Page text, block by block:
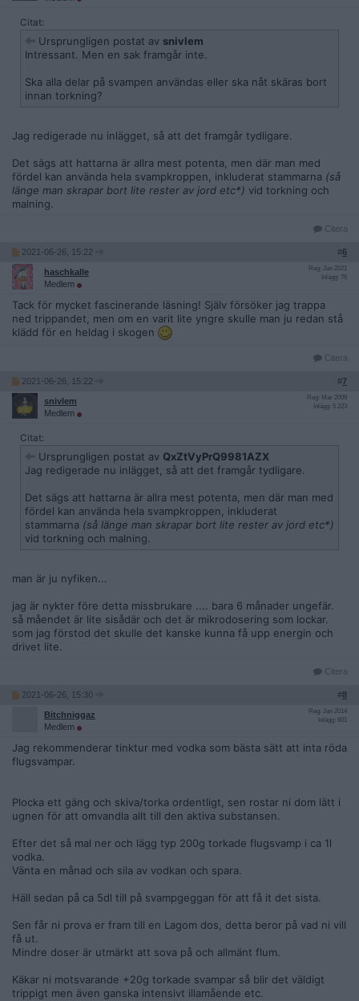
Citat:
Ursprungligen postat av snivlem
Intressant. Men en sak framgår inte.
Ska alla delar på svampen användas eller ska nåt skäras bort
innan torkning?
Jag redigerade nu inlägget, så att det framgår tydligare.
Det sägs att hattarna är allra mest potenta, men där man med
fördel kan använda hela svampkroppen, inkluderat stammarna (så
länge man skrapar bort lite rester av jord etc*) vid torkning och
malning.
Citera
2021-06-26, 15:22 #6
haschkalle
Medlem
Reg: Jan 2021
Inlägg: 76
Tack för mycket fascinerande läsning! Själv försöker jag trappa
ned trippandet, men om en varit lite yngre skulle man ju redan stå
klädd för en heldag i skogen
Citera
2021-06-26, 15:22 #7
snivlem
Medlem
Reg: Mar 2009
Inlägg: 5 223
Citat:
Ursprungligen postat av QxZtVyPrQ9981AZX
Jag redigerade nu inlägget, så att det framgår tydligare.
Det sägs att hattarna är allra mest potenta, men där man med
fördel kan använda hela svampkroppen, inkluderat
stammarna (så länge man skrapar bort lite rester av jord etc*)
vid torkning och malning.
man är ju nyfiken...
jag är nykter före detta missbrukare .... bara 6 månader ungefär.
så måendet är lite sisådär och det är mikrodosering som lockar.
som jag förstod det skulle det kanske kunna få upp energin och
drivet lite.
Citera
2021-06-26, 15:30 #8
Bitchniggaz
Medlem
Reg: Jan 2014
Inlägg: 601
Jag rekommenderar tinktur med vodka som bästa sätt att inta röda
flugsvampar.
Plocka ett gäng och skiva/torka ordentligt, sen rostar ni dom lätt i
ugnen för att omvandla allt till den aktiva substansen.
Efter det så mal ner och lägg typ 200g torkade flugsvamp i ca 1l
vodka.
Vänta en månad och sila av vodkan och spara.
Häll sedan på ca 5dl till på svampgeggan för att få it det sista.
Sen får ni prova er fram till en Lagom dos, detta beror på vad ni vill
få ut.
Mindre doser är utmärkt att sova på och allmänt flum.
Käkar ni motsvarande +20g torkade svampar så blir det väldigt
trippigt men även ganska intensivt illamående etc.